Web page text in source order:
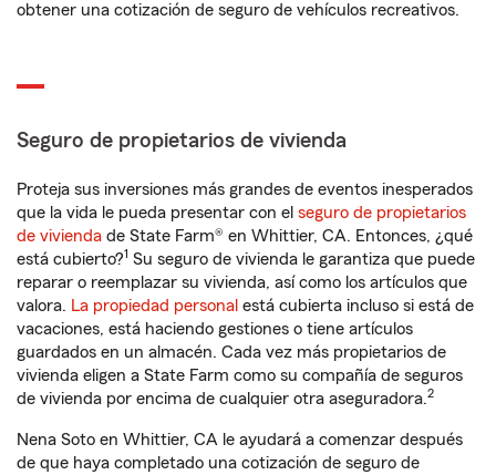
obtener una cotización de seguro de vehículos recreativos.
Seguro de propietarios de vivienda
Proteja sus inversiones más grandes de eventos inesperados
que la vida le pueda presentar con el seguro de propietarios
de vivienda de State Farm® en Whittier, CA. Entonces, ¿qué
está cubierto?1 Su seguro de vivienda le garantiza que puede
reparar o reemplazar su vivienda, así como los artículos que
valora. La propiedad personal está cubierta incluso si está de
vacaciones, está haciendo gestiones o tiene artículos
guardados en un almacén. Cada vez más propietarios de
vivienda eligen a State Farm como su compañía de seguros
de vivienda por encima de cualquier otra aseguradora.2
Nena Soto en Whittier, CA le ayudará a comenzar después
de que haya completado una cotización de seguro de